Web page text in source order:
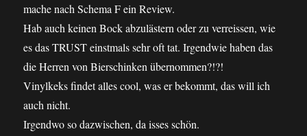
mache nach Schema F ein Review.
Hab auch keinen Bock abzulästern oder zu verreissen, wie
es das TRUST einstmals sehr oft tat. Irgendwie haben das
die Herren von Bierschinken übernommen?!?!
Vinylkeks findet alles cool, was er bekommt, das will ich
auch nicht.
Irgendwo so dazwischen, da isses schön.